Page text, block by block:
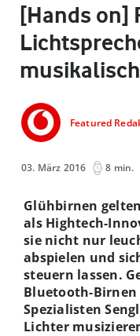
[Hands on]
Featured
03. März 2016 8 min.
Glühbirnen
als Hightech-
sie nicht nur
abspielen und
steuern lassen.
Bluetooth-Birnen
Spezialisten
Lichter